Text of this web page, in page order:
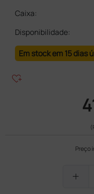
Caixa:
Disponibilidade:
Em stock em 15 dias
heart_plus
Preço
add